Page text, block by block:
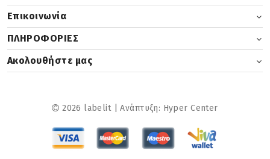
Επικοινωνία
ΠΛΗΡΟΦΟΡΙΕΣ
Ακολουθήστε μας
2026 labelit | Ανάπτυξη: Hyper Center